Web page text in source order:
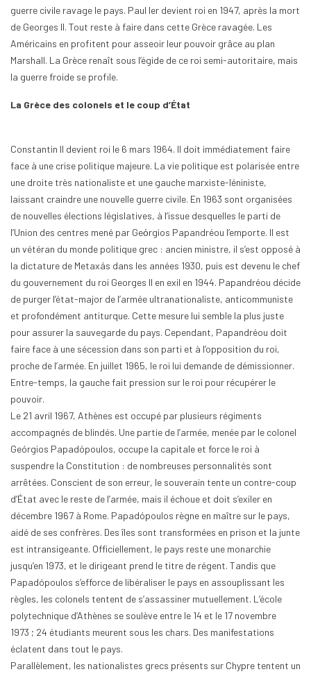
guerre civile ravage le pays. Paul Ier devient roi en 1947, après la mort
de Georges II. Tout reste à faire dans cette Grèce ravagée. Les
Américains en profitent pour asseoir leur pouvoir grâce au plan
Marshall. La Grèce renaît sous l’égide de ce roi semi-autoritaire, mais
la guerre froide se profile.
La Grèce des colonels et le coup d’État
Constantin II devient roi le 6 mars 1964. Il doit immédiatement faire
face à une crise politique majeure. La vie politique est polarisée entre
une droite très nationaliste et une gauche marxiste-léniniste,
laissant craindre une nouvelle guerre civile. En 1963 sont organisées
de nouvelles élections législatives, à l’issue desquelles le parti de
l’Union des centres mené par Geόrgios Papandréou l’emporte. Il est
un vétéran du monde politique grec : ancien ministre, il s’est opposé à
la dictature de Metaxás dans les années 1930, puis est devenu le chef
du gouvernement du roi Georges II en exil en 1944. Papandréou décide
de purger l’état-major de l’armée ultranationaliste, anticommuniste
et profondément antiturque. Cette mesure lui semble la plus juste
pour assurer la sauvegarde du pays. Cependant, Papandréou doit
faire face à une sécession dans son parti et à l’opposition du roi,
proche de l’armée. En juillet 1965, le roi lui demande de démissionner.
Entre-temps, la gauche fait pression sur le roi pour récupérer le
pouvoir.
Le 21 avril 1967, Athènes est occupé par plusieurs régiments
accompagnés de blindés. Une partie de l’armée, menée par le colonel
Geórgios Papadópoulos, occupe la capitale et force le roi à
suspendre la Constitution : de nombreuses personnalités sont
arrêtées. Conscient de son erreur, le souverain tente un contre-coup
d’État avec le reste de l’armée, mais il échoue et doit s’exiler en
décembre 1967 à Rome. Papadópoulos règne en maître sur le pays,
aidé de ses confrères. Des îles sont transformées en prison et la junte
est intransigeante. Officiellement, le pays reste une monarchie
jusqu’en 1973, et le dirigeant prend le titre de régent. Tandis que
Papadópoulos s’efforce de libéraliser le pays en assouplissant les
règles, les colonels tentent de s’assassiner mutuellement. L’école
polytechnique d’Athènes se soulève entre le 14 et le 17 novembre
1973 ; 24 étudiants meurent sous les chars. Des manifestations
éclatent dans tout le pays.
Parallèlement, les nationalistes grecs présents sur Chypre tentent un